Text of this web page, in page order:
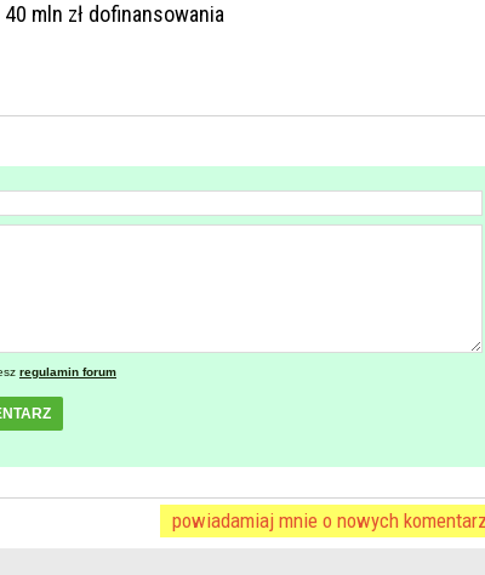
40 mln zł dofinansowania
regulamin forum
powiadamiaj mnie o nowych